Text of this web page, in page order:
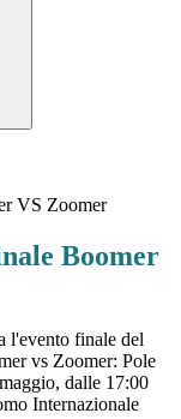
VS Zoomer
Boomer
l'evento finale del
vs Zoomer: Pole
dalle 17:00
Internazionale